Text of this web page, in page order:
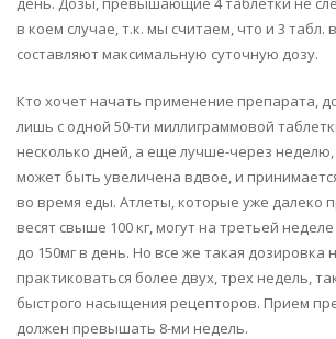
в коем случае, т.к. мы считаем, что и 3 табл.
составляют максимальную суточную дозу.
Кто хочет начать применение препарата,
лишь с одной 50-ти миллиграммовой
несколько дней, а еще лучше-через
может быть увеличена вдвое, и
во время еды. Атлеты, которые уже далеко
весят свыше 100 кг, могут на третьей
до 150мг в день. Но все же такая дозировка
практиковаться более двух, трех недель,
быстрого насыщения рецепторов. Прием
должен превышать 8-ми недель.